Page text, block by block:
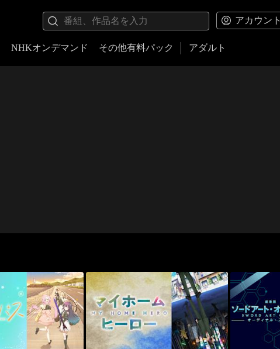
アカウント
NHKオンデマンド その他有料パック アダルト